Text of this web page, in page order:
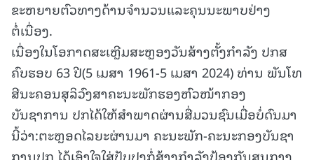
ຂະຫຍາຍຕົວທາງດ້ານຈໍານວນແລະຄຸນນະພາບຢ່າງ
ຕໍ່ເນື່ອງ.
ເນື່ອງໃນໂອກາດສະເຫຼີມສະຫຼອງວັນສ້າງຕັ້ງກໍາລັງ ປກສ
ຄົບຮອບ 63 ປີ(5 ເມສາ 1961-5 ເມສາ 2024) ທ່ານ ພັນໂທ
ສີນະຄອນສຸລິວົງສາຄະນະພັກຮອງຫົວໜ້າກອງ
ບັນຊາການ ປກໄດ້ໃຫ້ສໍາພາດຜ່ານສື່ມວນຊົນເມື່ອບໍ່ດົນມາ
ນີ້ວ່າ:ຕະຫຼອດໄລຍະຜ່ານມາ ຄະນະພັກ-ຄະນະກອງບັນຊາ
ການປກ ໄດ້ເອົາໃຈໃສ່ປັບປຸງກໍ່ສ້າງກໍາລັງປ້ອງກັນສູນກາງ